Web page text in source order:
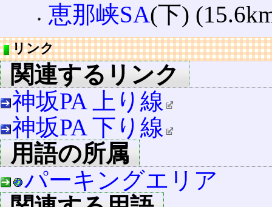
恵那峡SA(下)
リンク
関連するリンク
神坂PA 上り線
神坂PA 下り線
用語の所属
パーキングエリア